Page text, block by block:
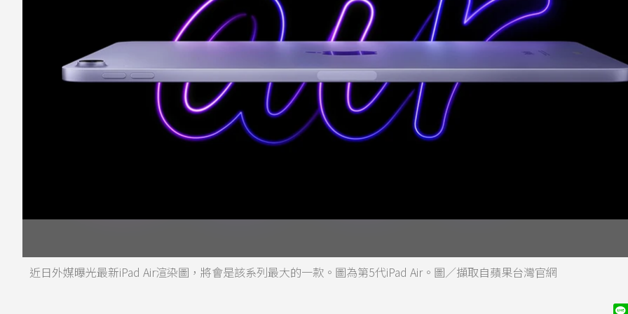
近日外媒曝光最新iPad Air渲染圖，將會是該系列最大的一款。圖為第5代iPad Air。圖／擷取自蘋果台灣官網